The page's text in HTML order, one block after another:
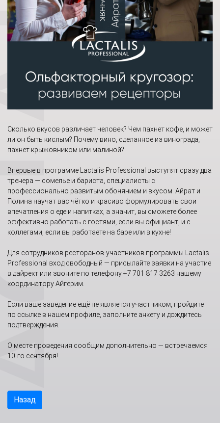
Сколько вкусов различает человек? Чем пахнет кофе, и может
ли он быть кислым? Почему вино, сделанное из винограда,
пахнет крыжовником или малиной?
Впервые в программе Lactalis Professional выступят сразу два
тренера — сомелье и бариста, специалисты с
профессионально развитым обонянием и вкусом. Айрат и
Полина научат вас чётко и красиво формулировать свои
впечатления о еде и напитках, а значит, вы сможете более
эффективно работать с гостями, если вы официант, и с
коллегами, если вы работаете на баре или в кухне!
Для сотрудников ресторанов-участников программы Lactalis
Professional вход свободный — присылайте заявки на участие
в дайрект или звоните по телефону +7 701 817 3263 нашему
координатору Айгерим.
Если ваше заведение ещё не является участником, пройдите
по ссылке в нашем профиле, заполните анкету и дождитесь
подтверждения.
О месте проведения сообщим дополнительно — встречаемся
10-го сентября!
Назад